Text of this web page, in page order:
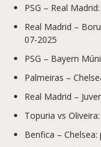
PSG – Real
Real Madrid –
07-2025
PSG – Bayern
Palmeiras –
Real Madrid –
Topuria vs
Benfica –